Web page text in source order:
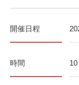
開催日程
時間